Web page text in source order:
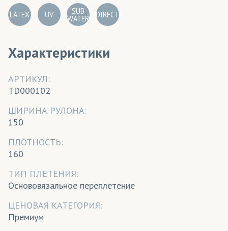
LATEX UV SUB
WATER DIRECT
Характеристики
АРТИКУЛ:
TD000102
ШИРИНА РУЛОНА:
150
ПЛОТНОСТЬ:
160
ТИП ПЛЕТЕНИЯ:
Основовязальное переплетение
ЦЕНОВАЯ КАТЕГОРИЯ:
Премиум